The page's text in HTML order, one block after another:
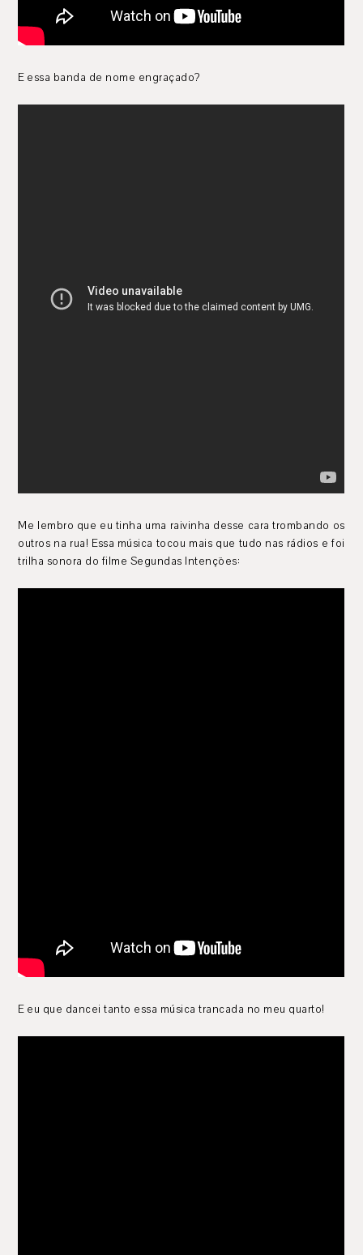
E essa banda de nome engraçado?
Me lembro que eu tinha uma raivinha desse cara trombando os
outros na rua! Essa música tocou mais que tudo nas rádios e foi
trilha sonora do filme Segundas Intenções:
E eu que dancei tanto essa música trancada no meu quarto!